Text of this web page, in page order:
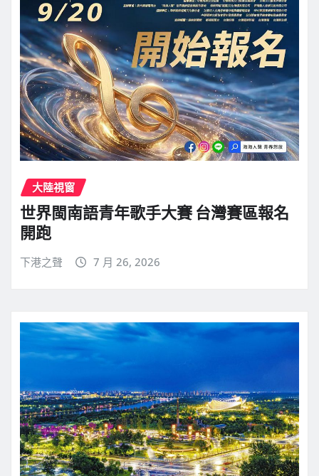
大陸視窗
世界閩南語青年歌手大賽 台灣賽區報名
開跑
下港之聲 7 月 26, 2026